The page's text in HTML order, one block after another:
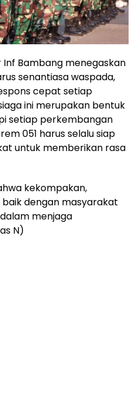
Bambang menegaskan
senantiasa waspada,
cepat setiap
ini merupakan bentuk
setiap perkembangan
051 harus selalu siap
untuk memberikan rasa
kekompakan,
dengan masyarakat
menjaga
N)